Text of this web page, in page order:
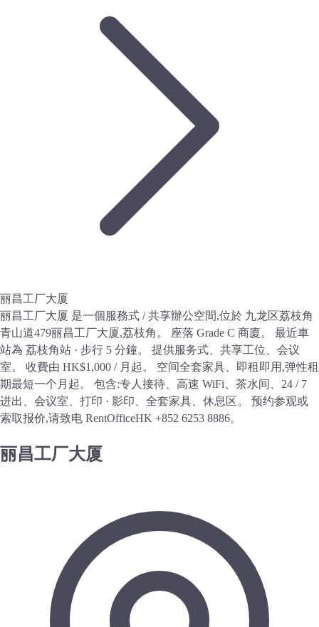
丽昌工厂大厦
丽昌工厂大厦 是一個服務式 / 共享辦公空間,位於 九龙区荔枝角
青山道479丽昌工厂大厦,荔枝角。 座落 Grade C 商廈。 最近車
站為 荔枝角站 · 步行 5 分鐘。 提供服务式、共享工位、会议
室。 收費由 HK$1,000 / 月起。 空间全套家具、即租即用,弹性租
期最短一个月起。 包含:专人接待、高速 WiFi、茶水间、24 / 7
进出、会议室、打印 · 影印、全套家具、休息区。 预约参观或
索取报价,请致电 RentOfficeHK +852 6253 8886。
丽昌工厂大厦